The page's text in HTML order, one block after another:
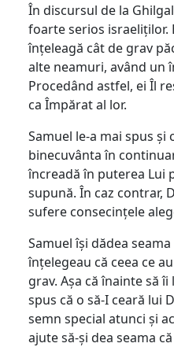
În discursul de la
foarte serios israeliților.
înțeleagă cât de grav
alte neamuri, având un
Procedând astfel, ei Îl
ca Împărat al lor.
Samuel le-a mai spus și
binecuvânta în
încreadă în puterea Lui
supună. În caz contrar,
sufere consecințele
Samuel își dădea
înțelegeau că ceea ce
grav. Așa că înainte să îi
spus că o să-I ceară lui
semn special atunci și
ajute să-și dea seama